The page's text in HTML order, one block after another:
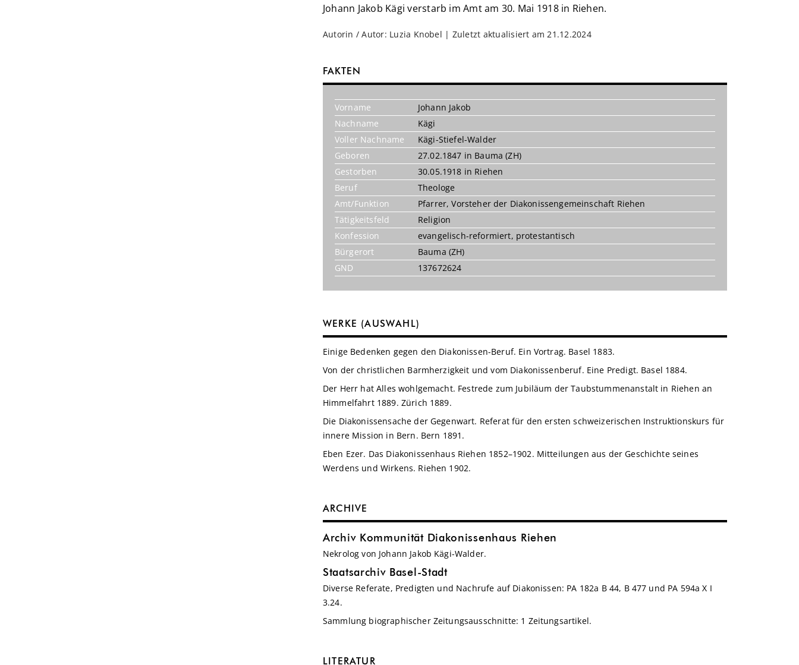
Johann Jakob Kägi verstarb im Amt am 30. Mai 1918 in Riehen.
Autorin / Autor: Luzia Knobel | Zuletzt aktualisiert am 21.12.2024
FAKTEN
Vorname
Johann Jakob
Nachname
Kägi
Voller Nachname
Kägi-Stiefel-Walder
Geboren
27.02.1847 in Bauma (ZH)
Gestorben
30.05.1918 in Riehen
Beruf
Theologe
Amt/Funktion
Pfarrer,Vorsteher der Diakonissengemeinschaft Riehen
Tätigkeitsfeld
Religion
Konfession
evangelisch-reformiert, protestantisch
Bürgerort
Bauma (ZH)
GND
137672624
WERKE (AUSWAHL)
Einige Bedenken gegen den Diakonissen-Beruf. Ein Vortrag. Basel 1883.
Von der christlichen Barmherzigkeit und vom Diakonissenberuf. Eine Predigt. Basel 1884.
Der Herr hat Alles wohlgemacht. Festrede zum Jubiläum der Taubstummenanstalt in Riehen an
Himmelfahrt 1889. Zürich 1889.
Die Diakonissensache der Gegenwart. Referat für den ersten schweizerischen Instruktionskurs für
innere Mission in Bern. Bern 1891.
Eben Ezer. Das Diakonissenhaus Riehen 1852–1902. Mitteilungen aus der Geschichte seines
Werdens und Wirkens. Riehen 1902.
ARCHIVE
Archiv Kommunität Diakonissenhaus Riehen
Nekrolog von Johann Jakob Kägi-Walder.
Staatsarchiv Basel-Stadt
Diverse Referate, Predigten und Nachrufe auf Diakonissen: PA 182a B 44, B 477 und PA 594a X I
3.24.
Sammlung biographischer Zeitungsausschnitte: 1 Zeitungsartikel.
LITERATUR